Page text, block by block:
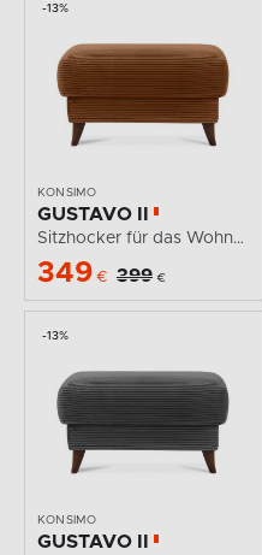
-13%
KONSIMO
GUSTAVO II
Sitzhocker für das Wohnzimmer mit Stauraum Kordstoff...
349 € 399 €
-13%
KONSIMO
GUSTAVO II